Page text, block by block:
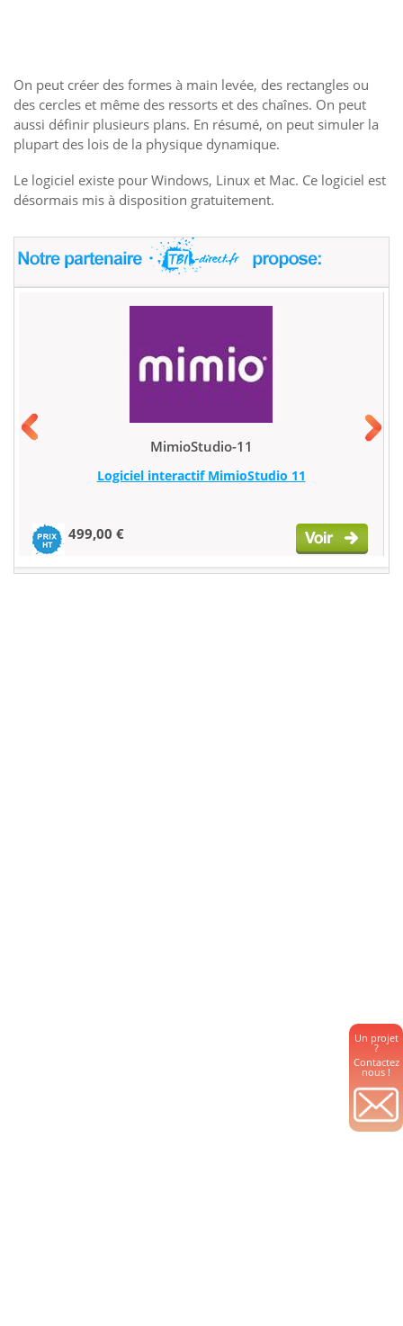
Un projet
?
Contactez
nous !
On peut créer des formes à main levée, des rectangles ou
des cercles et même des ressorts et des chaînes. On peut
aussi définir plusieurs plans. En résumé, on peut simuler la
plupart des lois de la physique dynamique.
Le logiciel existe pour Windows, Linux et Mac. Ce logiciel est
désormais mis à disposition gratuitement.
MimioStudio-11
Logiciel interactif MimioStudio 11
499,00 €